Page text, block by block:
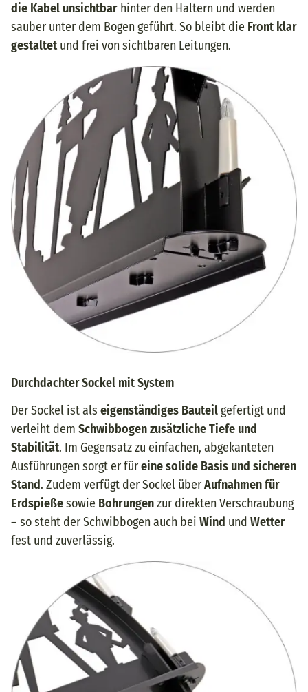
die Kabel unsichtbar hinter den Haltern und werden
sauber unter dem Bogen geführt. So bleibt die Front klar
gestaltetund frei von sichtbaren Leitungen.
Durchdachter Sockel mit System
Der Sockel ist als eigenständiges Bauteilgefertigt und
verleiht dem Schwibbogen zusätzliche Tiefe und
Stabilität. Im Gegensatz zu einfachen, abgekanteten
Ausführungen sorgt er füreine solide Basis und sicheren
Stand. Zudem verfügt der Sockel überAufnahmen für
Erdspießesowie Bohrungenzur direkten Verschraubung
– so steht der Schwibbogen auch bei Wind und Wetter
fest und zuverlässig.